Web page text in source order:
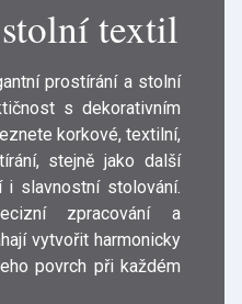
textil
prostírání a stolní
s dekorativním
korkové, textilní,
stejně jako další
i slavnostní stolování.
zpracování a
vytvořit harmonicky
povrch při každém